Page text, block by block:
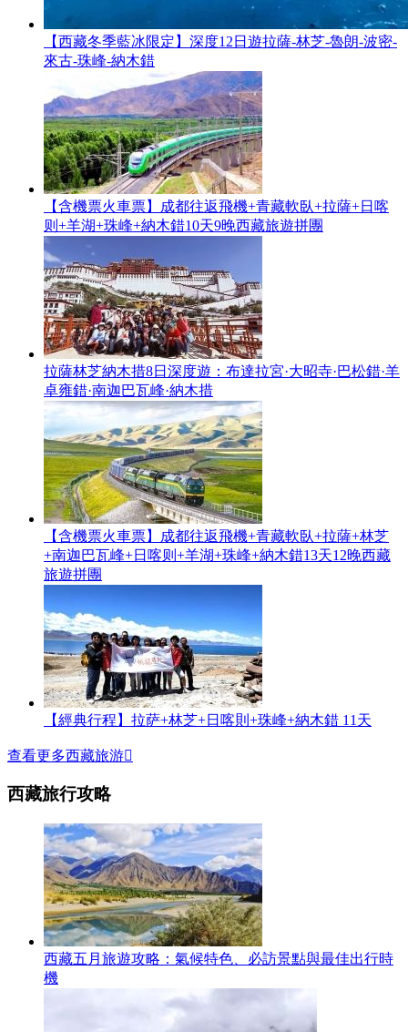
【西藏冬季藍冰限定】深度12日遊拉薩-林芝-魯朗-波密-
來古-珠峰-納木錯
【含機票火車票】成都往返飛機+青藏軟臥+拉薩+日喀
则+羊湖+珠峰+納木錯10天9晚西藏旅遊拼團
拉薩林芝納木措8日深度遊：布達拉宮·大昭寺·巴松錯·羊
卓雍錯·南迦巴瓦峰·納木措
【含機票火車票】成都往返飛機+青藏軟臥+拉薩+林芝
+南迦巴瓦峰+日喀则+羊湖+珠峰+納木錯13天12晚西藏
旅遊拼團
【經典行程】拉萨+林芝+日喀則+珠峰+納木錯 11天
查看更多西藏旅游
西藏旅行攻略
西藏五月旅遊攻略：氣候特色、必訪景點與最佳出行時
機